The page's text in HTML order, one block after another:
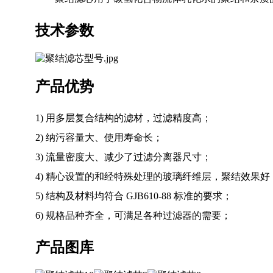
技术参数
产品优势
1) 用多层复合结构的滤材，过滤精度高；
2) 纳污容量大、使用寿命长；
3) 流量密度大、减少了过滤分离器尺寸；
4) 精心设置的和经特殊处理的玻璃纤维层，聚结效果好
5) 结构及材料均符合 GJB610-88 标准的要求；
6) 规格品种齐全，可满足各种过滤器的需要；
产品图库